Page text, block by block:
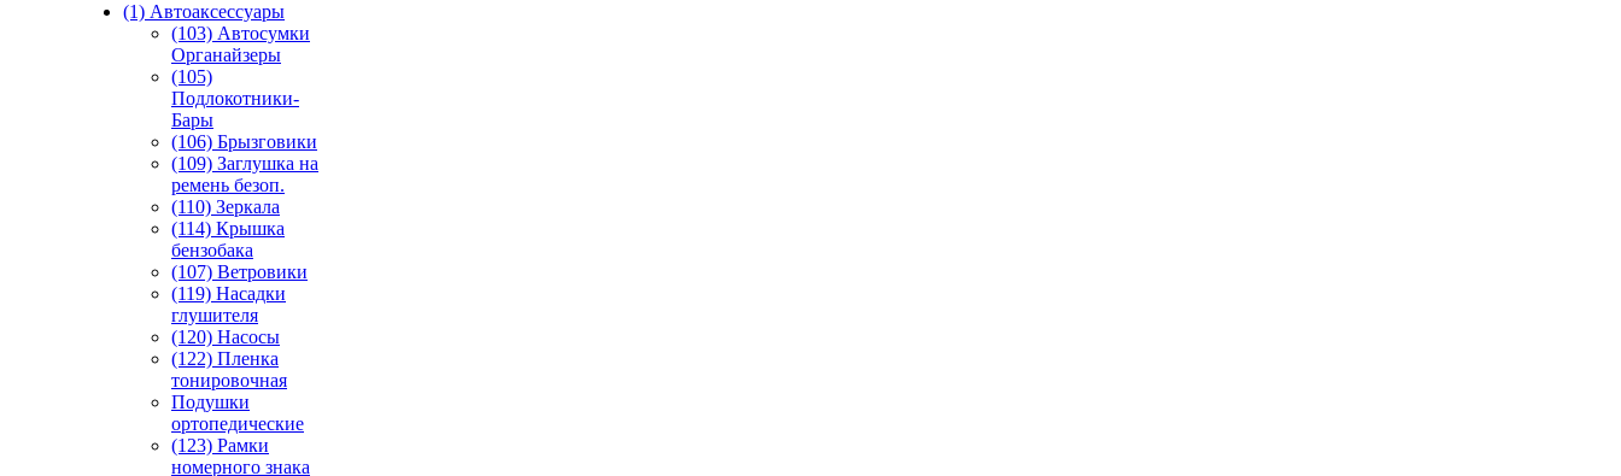
(1) Автоаксессуары
(103) Автосумки
Органайзеры
(105)
Подлокотники-
Бары
(106) Брызговики
(109) Заглушка на
ремень безоп.
(110) Зеркала
(114) Крышка
бензобака
(107) Ветровики
(119) Насадки
глушителя
(120) Насосы
(122) Пленка
тонировочная
Подушки
ортопедические
(123) Рамки
номерного знака